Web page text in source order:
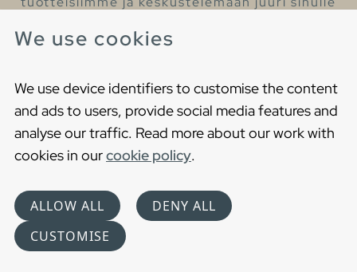
We use cookies
We use device identifiers to customise the content
and ads to users, provide social media features and
analyse our traffic. Read more about our work with
cookies in ourcookie policy.
ALLOW ALL
DENY ALL
CUSTOMISE
Cookies
Privacy statement
Choose language